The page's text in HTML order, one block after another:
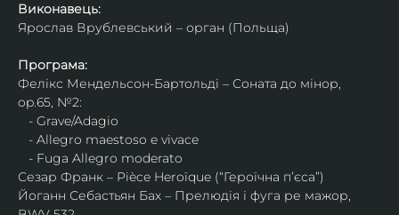
Виконавець:
Ярослав Врублевський – орган (Польща)
Програма:
Фелікс Мендельсон-Бартольді – Соната до мінор,
op.65, №2:
- Grave/Adagio
- Allegro maestoso e vivace
- Fuga Allegro moderato
Сезар Франк – Pièce Heroïque (“Героїчна пʼєса”)
Йоганн Себастьян Бах – Прелюдія і фуга ре мажор,